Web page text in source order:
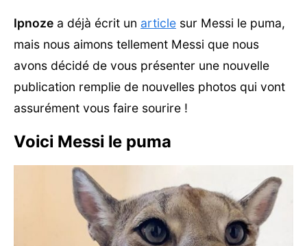
Ipnoze a déjà écrit un article sur Messi le puma,
mais nous aimons tellement Messi que nous
avons décidé de vous présenter une nouvelle
publication remplie de nouvelles photos qui vont
assurément vous faire sourire !
Voici Messi le puma